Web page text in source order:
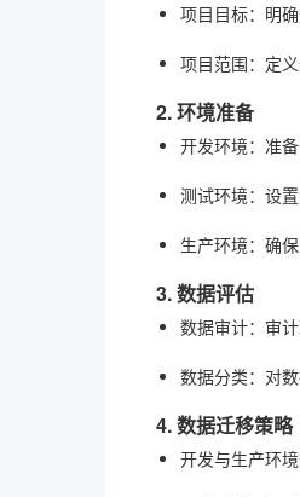
项目目标：明
项目范围 ：定
2. 环境准备
开发环境：准
测试环境：设
生产环境：确
3. 数据评估
数据审计：审
数据分类 ：对
4. 数据迁移策略
开发与生产环